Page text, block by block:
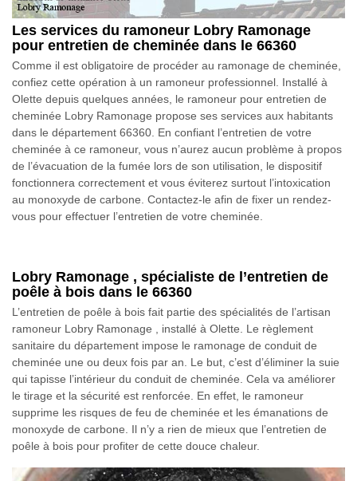
Les services du ramoneur Lobry Ramonage
pour entretien de cheminée dans le 66360
Comme il est obligatoire de procéder au ramonage de cheminée,
confiez cette opération à un ramoneur professionnel. Installé à
Olette depuis quelques années, le ramoneur pour entretien de
cheminée Lobry Ramonage propose ses services aux habitants
dans le département 66360. En confiant l’entretien de votre
cheminée à ce ramoneur, vous n’aurez aucun problème à propos
de l’évacuation de la fumée lors de son utilisation, le dispositif
fonctionnera correctement et vous éviterez surtout l’intoxication
au monoxyde de carbone. Contactez-le afin de fixer un rendez-
vous pour effectuer l’entretien de votre cheminée.
Lobry Ramonage , spécialiste de l’entretien de
poêle à bois dans le 66360
L’entretien de poêle à bois fait partie des spécialités de l’artisan
ramoneur Lobry Ramonage , installé à Olette. Le règlement
sanitaire du département impose le ramonage de conduit de
cheminée une ou deux fois par an. Le but, c’est d’éliminer la suie
qui tapisse l’intérieur du conduit de cheminée. Cela va améliorer
le tirage et la sécurité est renforcée. En effet, le ramoneur
supprime les risques de feu de cheminée et les émanations de
monoxyde de carbone. Il n’y a rien de mieux que l’entretien de
poêle à bois pour profiter de cette douce chaleur.